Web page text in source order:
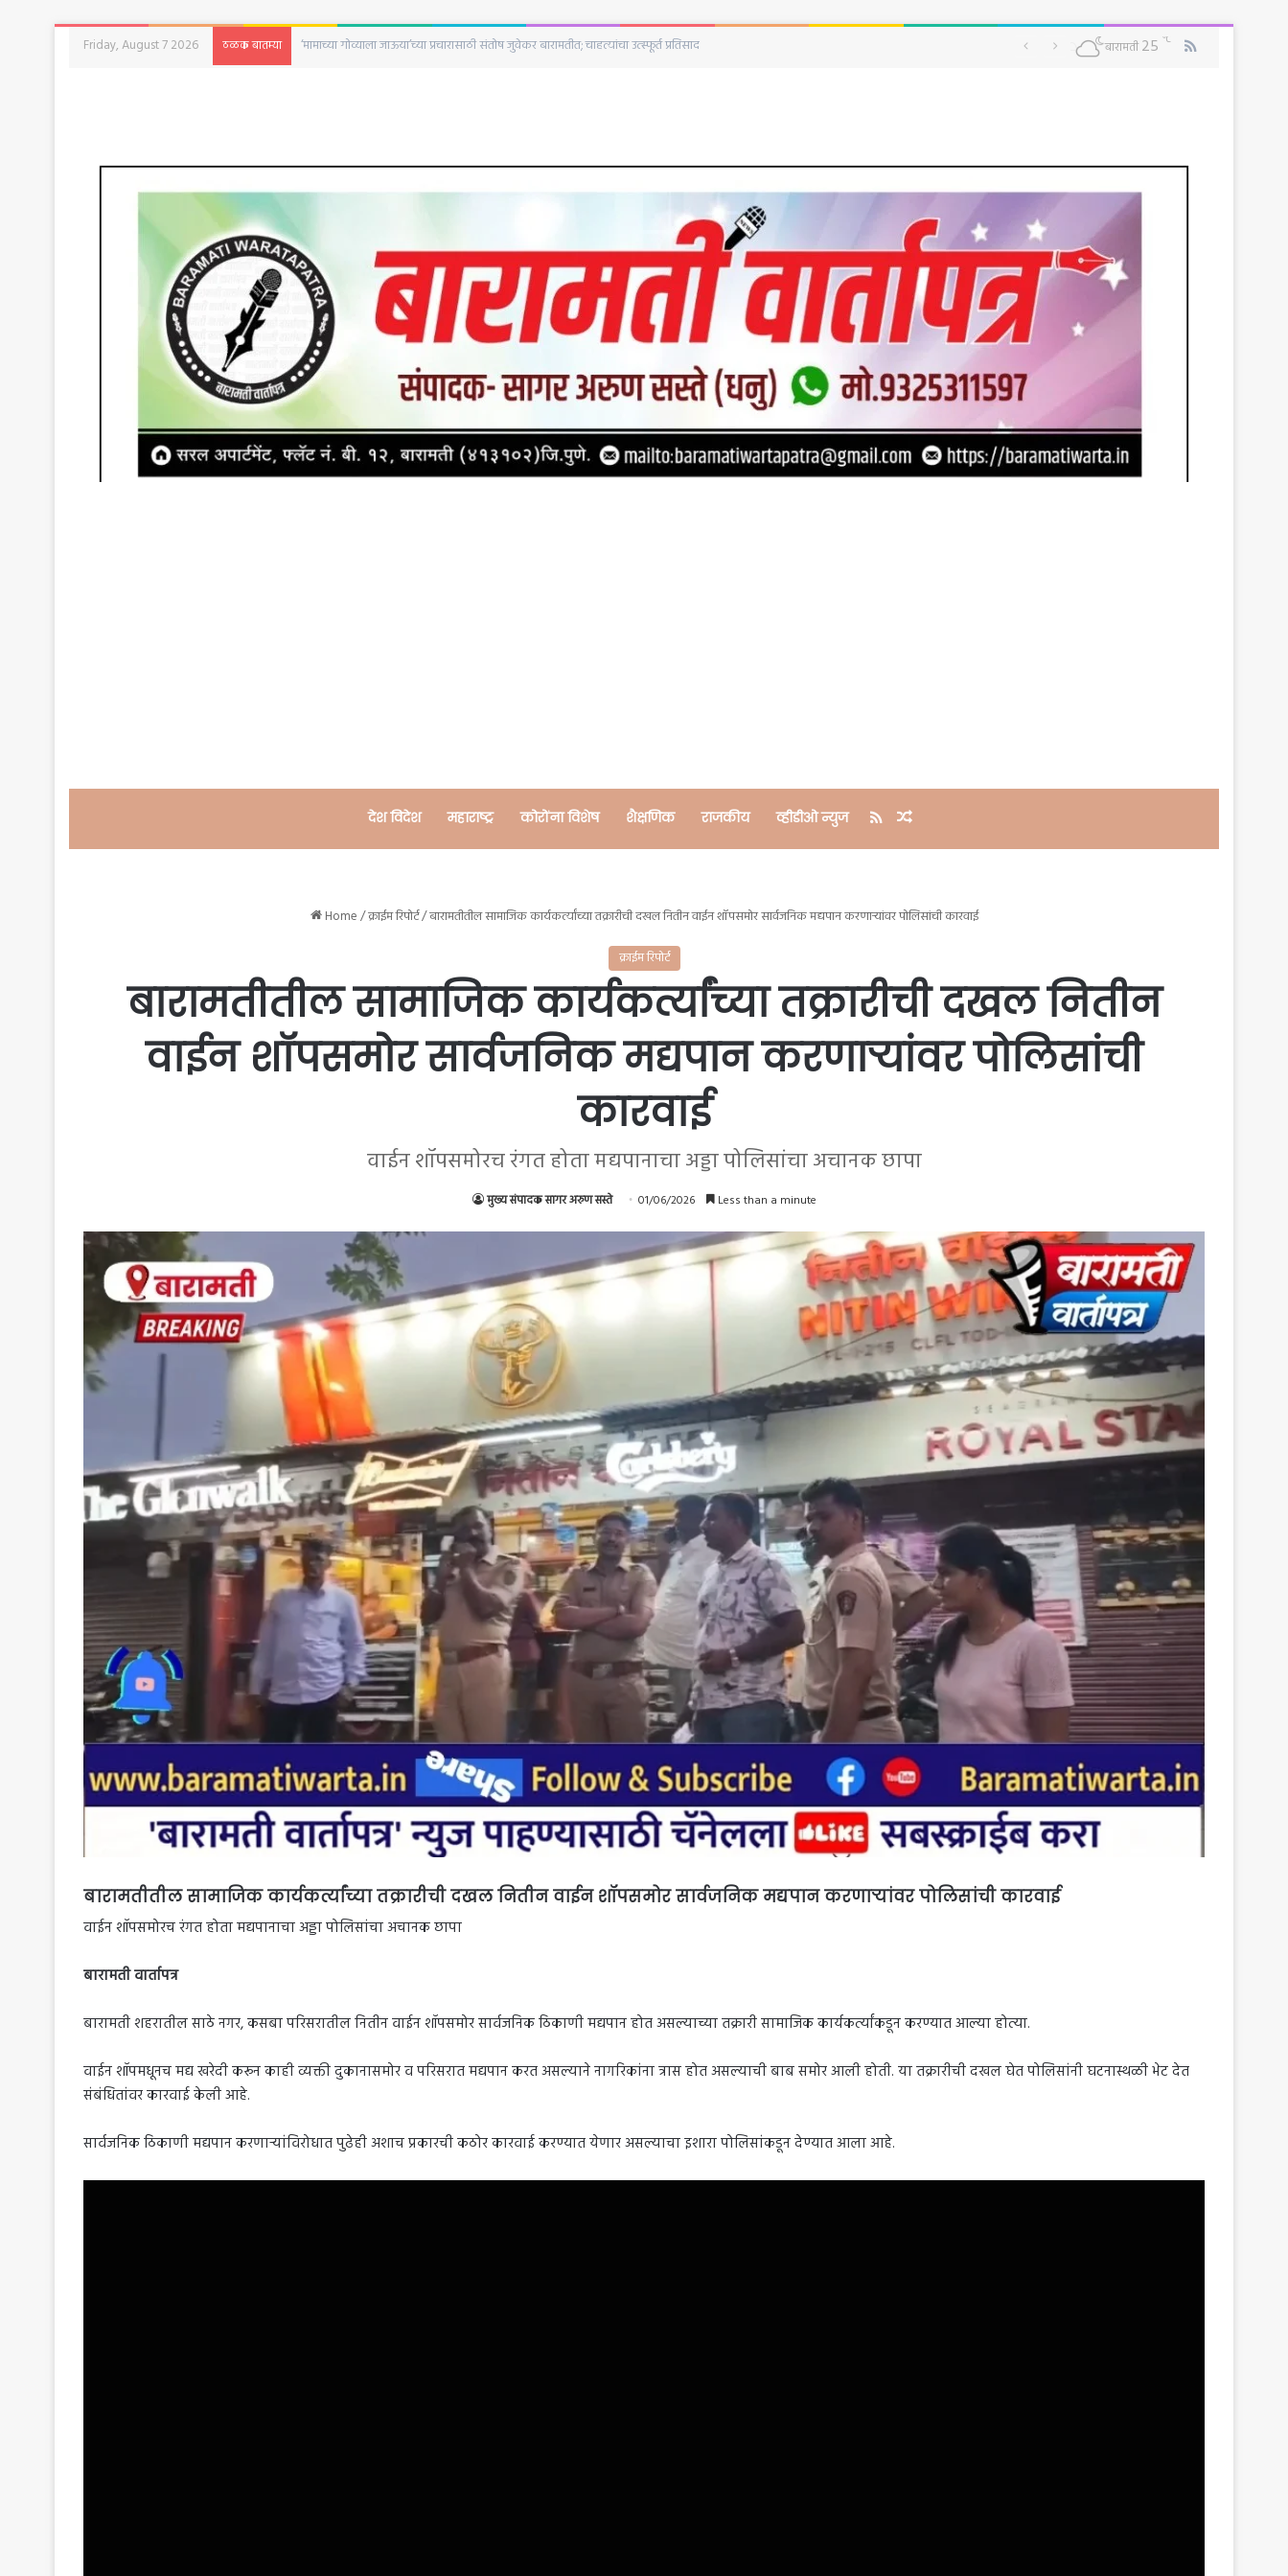
Friday, August 7 2026 ठळक बातम्या ‘दृश्यम’ची आठवण करून देणारी घटना;पत्नीने केला नवऱ्याच्या हत्याचा प्रयत्न बारामती शहर पोलिस ठाण्यात सासऱ्याची गंभीर तक्रार बारामती 25 ℃ RSS
देश विदेश महाराष्ट्र कोरोंना विशेष शैक्षणिक राजकीय व्हीडीओ न्युज RSS Random Article
Home/क्राईम रिपोर्ट/बारामतीतील सामाजिक कार्यकर्त्यांच्या तक्रारीची दखल नितीन वाईन शॉपसमोर सार्वजनिक मद्यपान करणाऱ्यांवर पोलिसांची कारवाई
क्राईम रिपोर्ट
बारामतीतील सामाजिक कार्यकर्त्यांच्या तक्रारीची दखल नितीन
वाईन शॉपसमोर सार्वजनिक मद्यपान करणाऱ्यांवर पोलिसांची
कारवाई
वाईन शॉपसमोरच रंगत होता मद्यपानाचा अड्डा पोलिसांचा अचानक छापा
मुख्य संपादक सागर अरुण सस्ते 01/06/2026 Less than a minute
बारामतीतील सामाजिक कार्यकर्त्यांच्या तक्रारीची दखल नितीन वाईन शॉपसमोर सार्वजनिक मद्यपान करणाऱ्यांवर पोलिसांची कारवाई
वाईन शॉपसमोरच रंगत होता मद्यपानाचा अड्डा पोलिसांचा अचानक छापा
बारामती वार्तापत्र
बारामती शहरातील साठे नगर, कसबा परिसरातील नितीन वाईन शॉपसमोर सार्वजनिक ठिकाणी मद्यपान होत असल्याच्या तक्रारी सामाजिक कार्यकर्त्यांकडून करण्यात आल्या होत्या.
वाईन शॉपमधूनच मद्य खरेदी करून काही व्यक्ती दुकानासमोर व परिसरात मद्यपान करत असल्याने नागरिकांना त्रास होत असल्याची बाब समोर आली होती. या तक्रारीची दखल घेत पोलिसांनी घटनास्थळी भेट देत
संबंधितांवर कारवाई केली आहे.
सार्वजनिक ठिकाणी मद्यपान करणाऱ्यांविरोधात पुढेही अशाच प्रकारची कठोर कारवाई करण्यात येणार असल्याचा इशारा पोलिसांकडून देण्यात आला आहे.